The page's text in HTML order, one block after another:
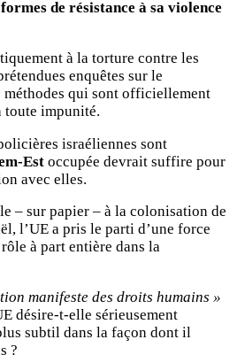
de résistance à sa violence
à la torture contre les
enquêtes sur le
méthodes qui sont officiellement
toute impunité.
israéliennes sont
Est occupée devrait suffire pour
avec elles.
– sur papier – à la colonisation de
l’UE a pris le parti d’une force
à part entière dans la
manifeste des droits humains »
désire-t-elle sérieusement
subtil dans la façon dont il
?